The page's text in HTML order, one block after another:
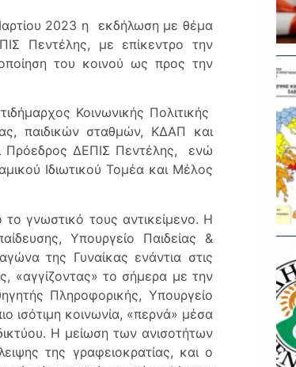
2023 η εκδήλωση με θέμα
Πεντέλης, με επίκεντρο την
του κοινού ως προς την
Κοινωνικής Πολιτικής
παιδικών σταθμών, ΚΔΑΠ και
Πρόεδρος ΔΕΠΙΣ Πεντέλης, ενώ
Ιδιωτικού Τομέα και Μέλος
το γνωστικό τους αντικείμενο. Η
Υπουργείο Παιδείας &
της Γυναίκας ενάντια στις
«αγγίζοντας» το σήμερα με την
Πληροφορικής, Υπουργείο
ισότιμη κοινωνία, «περνά» μέσα
Η μείωση των ανισοτήτων
της γραφειοκρατίας, και ο